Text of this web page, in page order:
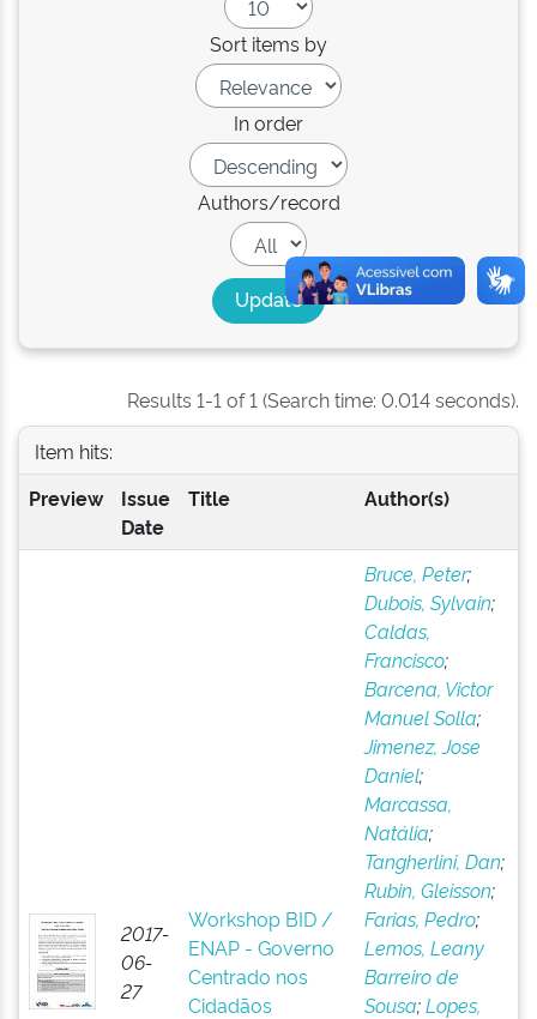
Sort items by
In order
Authors/record
Results 1-1 of 1 (Search time: 0.014 seconds).
Item hits:
Preview
Issue
Date
Title Author(s)
2017-
06-
27
Workshop BID /
ENAP - Governo
Centrado nos
Cidadãos
Bruce, Peter;
Dubois, Sylvain;
Caldas,
Francisco;
Barcena, Victor
Manuel Solla;
Jimenez, Jose
Daniel;
Marcassa,
Natália;
Tangherlini, Dan;
Rubin, Gleisson;
Farias, Pedro;
Lemos, Leany
Barreiro de
Sousa;Lopes,